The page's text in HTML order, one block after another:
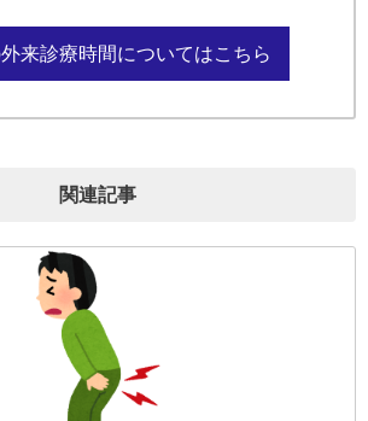
来診療時間についてはこちら
関連記事